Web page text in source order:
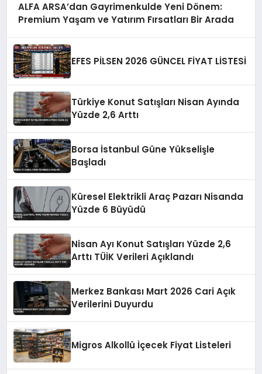
ALFA ARSA’dan Gayrimenkulde Yeni Dönem:
Premium Yaşam ve Yatırım Fırsatları Bir Arada
EFES PİLSEN 2026 GÜNCEL FİYAT LİSTESİ
Türkiye Konut Satışları Nisan Ayında
Yüzde 2,6 Arttı
Borsa İstanbul Güne Yükselişle
Başladı
Küresel Elektrikli Araç Pazarı Nisanda
Yüzde 6 Büyüdü
Nisan Ayı Konut Satışları Yüzde 2,6
Arttı TÜİK Verileri Açıklandı
Merkez Bankası Mart 2026 Cari Açık
Verilerini Duyurdu
Migros Alkollü İçecek Fiyat Listeleri